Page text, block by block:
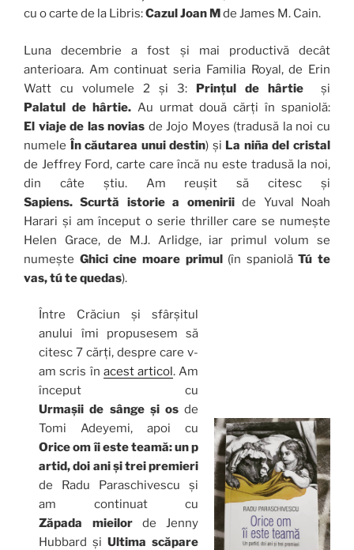
cu o carte de la Libris:Cazul Joan Mde James M. Cain.
Luna decembrie a fost și mai productivă decât
anterioara. Am continuat seria Familia Royal, de Erin
Watt cu volumele 2 și 3: Prințul de hârtie
și
Palatul de hârtie.Au urmat două cărți în spaniolă:
El viaje de las novias de Jojo Moyes (tradusă la noi cu
numele În căutarea unui destin) și La niña del cristal
de Jeffrey Ford, carte care încă nu este tradusă la noi,
din câte știu. Am reușit să citesc și
Sapiens. Scurtă istorie a omeniriide Yuval Noah
Harari și am început o serie thriller care se numește
Helen Grace, de M.J. Arlidge, iar primul volum se
numește Ghici cine moare primul(în spaniolăTú te
vas, tú te quedas).
Între Crăciun și sfârșitul
anului îmi propusesem să
citesc 7 cărți, despre care v-
am scris în acest articol. Am
început cu
Urmașii de sânge și os de
Tomi Adeyemi, apoi cu
Orice om îi este teamă: un p
artid, doi ani și trei premieri
de Radu Paraschivescu și
am continuat cu
Zăpada mieilorde Jenny
Hubbard șiUltima scăpare